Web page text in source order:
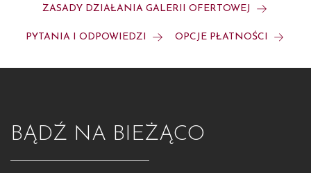
ZASADY DZIAŁANIA GALERII OFERTOWEJ
PYTANIA I ODPOWIEDZI OPCJE PŁATNOŚCI
BĄDŹ NA BIEŻĄCO